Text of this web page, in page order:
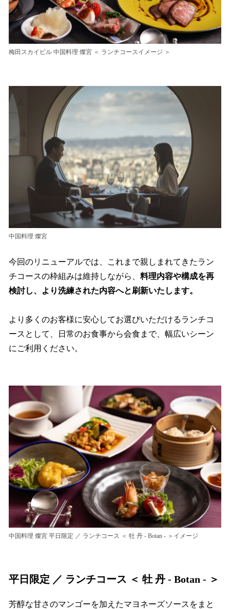
す
梅田スカイビル 中国料理 燦宮 ＜ ランチコースイメージ ＞
中国料理 燦宮
今回のリニューアルでは、これまで親しまれてきたラン
チコースの枠組みは維持しながら、 料理内容や構成を再
検討し、より洗練された内容へと刷新いたします。
より多くのお客様に安心してお選びいただけるランチコ
ースとして、日常のお食事から会食まで、幅広いシーン
にご利用ください。
中国料理 燦宮 平日限定 ／ ランチコース ＜ 牡 丹 - Botan - ＞イメージ
平日限定 ／ ランチコース ＜ 牡 丹 - Botan - ＞
芳醇な甘さのマンゴーを加えたマヨネーズソースをまと